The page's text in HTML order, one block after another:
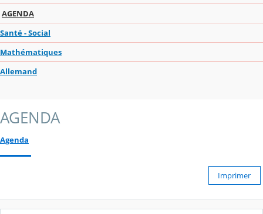
AGENDA
Santé - Social
Mathématiques
Allemand
AGENDA
Agenda
Imprimer